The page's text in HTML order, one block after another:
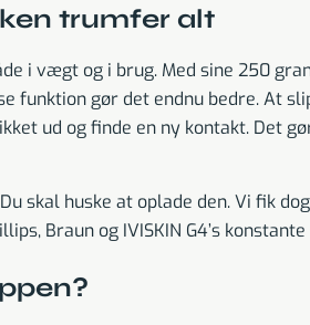
trumfer alt
i vægt og i brug. Med sine 250
funktion gør det endnu bedre. At
ud og finde en ny kontakt. Det
skal huske at oplade den. Vi fik
Braun og IVISKIN G4’s